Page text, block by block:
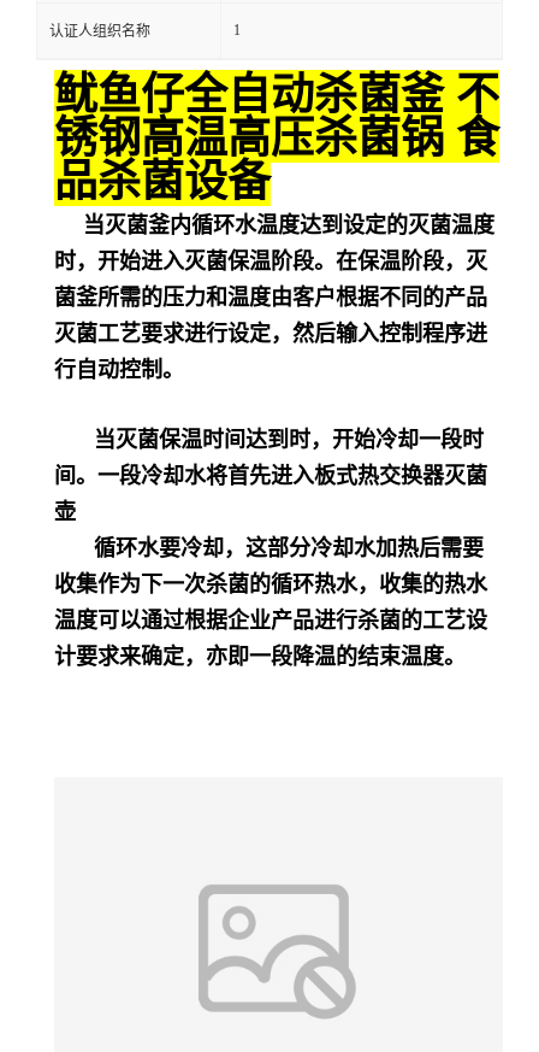
认证人组织名称 1
鱿鱼仔全自动杀菌釜 不
锈钢高温高压杀菌锅 食
品杀菌设备
当灭菌釜内循环水温度达到设定的灭菌温度
时，开始进入灭菌保温阶段。在保温阶段，灭
菌釜所需的压力和温度由客户根据不同的产品
灭菌工艺要求进行设定，然后输入控制程序进
行自动控制。
当灭菌保温时间达到时，开始冷却一段时
间。一段冷却水将首先进入板式热交换器灭菌
壶
循环水要冷却，这部分冷却水加热后需要
收集作为下一次杀菌的循环热水，收集的热水
温度可以通过根据企业产品进行杀菌的工艺设
计要求来确定，亦即一段降温的结束温度。